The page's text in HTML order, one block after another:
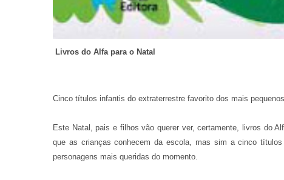
Livros do Alfa para o Natal
Cinco títulos infantis do extraterrestre favorito dos mais pequenos
Este Natal, pais e filhos vão querer ver, certamente, livros do
que as crianças conhecem da escola, mas sim a cinco
personagens mais queridas do momento.